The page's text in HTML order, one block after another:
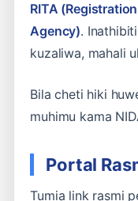
RITA
Agency).
kuzaliwa, mahali
Bila cheti hiki
muhimu kama
Portal
Tumia link rasmi